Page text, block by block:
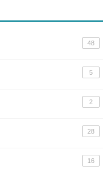
48
5
2
28
16